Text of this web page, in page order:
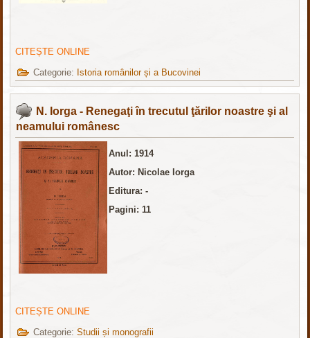
CITEȘTE ONLINE
Categorie: Istoria românilor și a Bucovinei
N. Iorga - Renegaţi în trecutul ţărilor noastre şi al
neamului românesc
Anul: 1914
Autor: Nicolae Iorga
Editura: -
Pagini: 11
CITEȘTE ONLINE
Categorie:Studii și monografii